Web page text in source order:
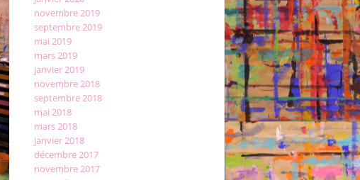
novembre 2019
septembre 2019
mai 2019
mars 2019
janvier 2019
novembre 2018
septembre 2018
mai 2018
mars 2018
janvier 2018
décembre 2017
novembre 2017